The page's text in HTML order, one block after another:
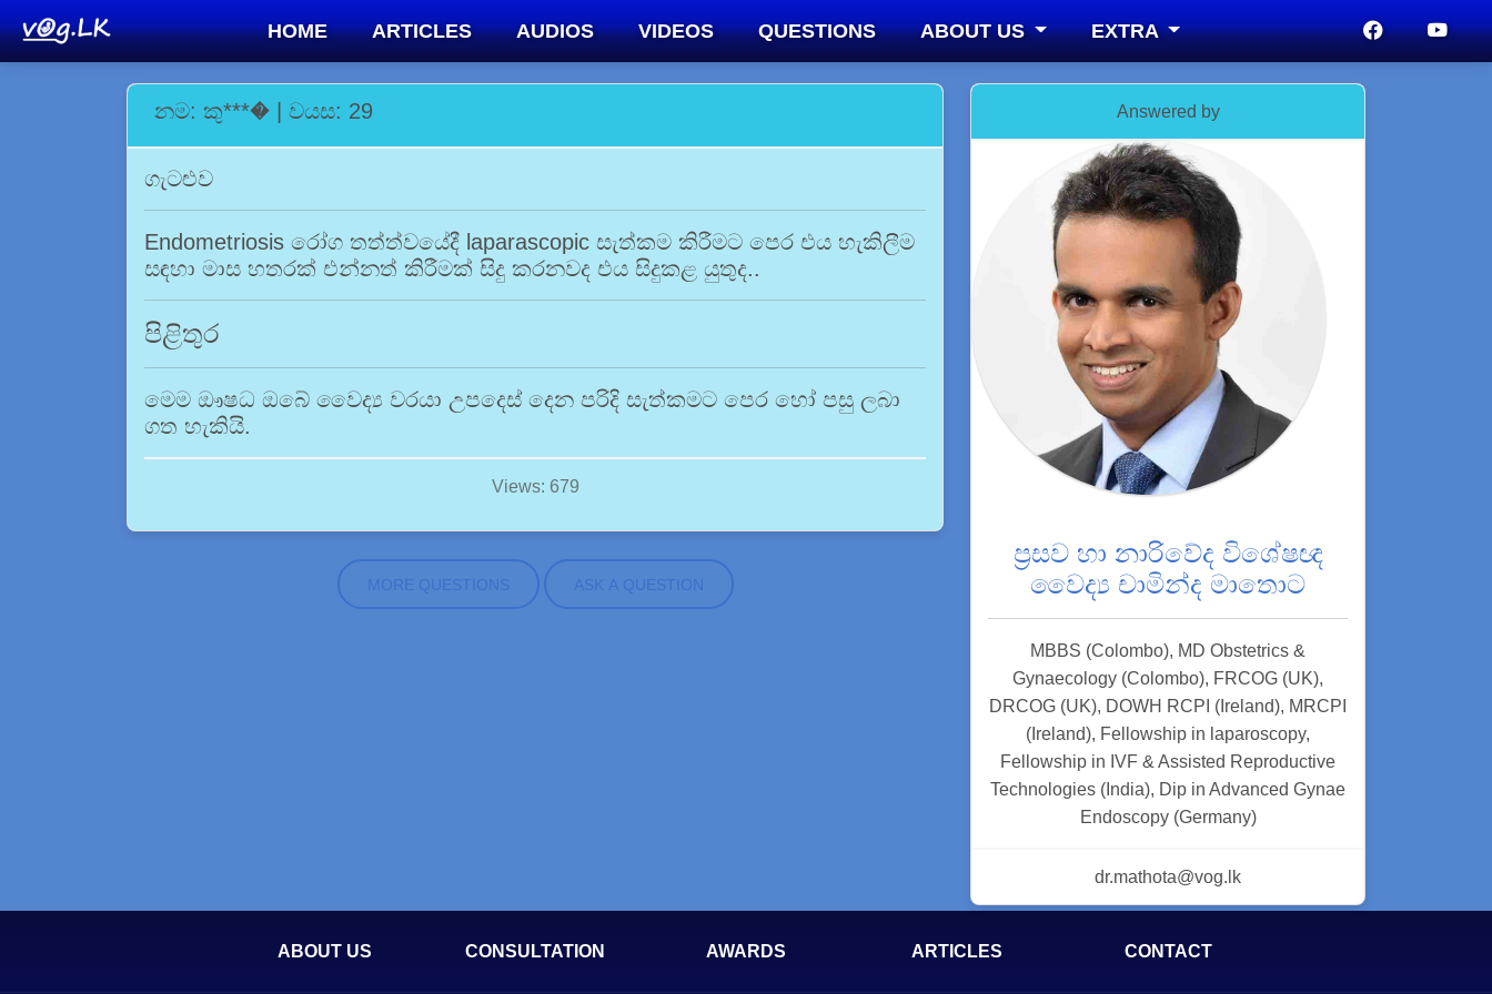
HOME ARTICLES AUDIOS VIDEOS QUESTIONS ABOUT US EXTRA
නම: කු***� | වයස: 29
ගැටළුව
Endometriosis රෝග තත්ත්වයේදී laparascopic සැත්කම කිරීමට පෙර එය හැකිලීම
සඳහා මාස හතරක් එන්නත් කිරීමක් සිදු කරනවද එය සිදුකළ යුතුද..
පිළිතුර
මෙම ඖෂධ ඔබේ වෛද්‍ය වරයා උපදෙස් දෙන පරිදි සැත්කමට පෙර හෝ පසු ලබා
ගත හැකියි.
Views: 679
MORE QUESTIONS ASK A QUESTION
Answered by
ප්‍රසව හා නාරිවේද විශේෂඥ
වෛද්‍ය චාමින්ද මාතොට
MBBS (Colombo), MD Obstetrics &
Gynaecology (Colombo), FRCOG (UK),
DRCOG (UK), DOWH RCPI (Ireland), MRCPI
(Ireland), Fellowship in laparoscopy,
Fellowship in IVF & Assisted Reproductive
Technologies (India), Dip in Advanced Gynae
Endoscopy (Germany)
dr.mathota@vog.lk
ABOUT US CONSULTATION AWARDS ARTICLES CONTACT